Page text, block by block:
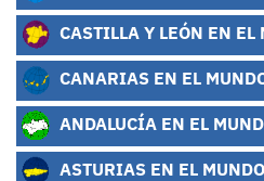
CASTILLA Y LEÓN EN EL
CANARIAS EN EL
ANDALUCÍA EN EL
ASTURIAS EN EL MUNDO